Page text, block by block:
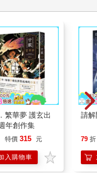
繁華夢 護玄出
年創作集
特價 315 元
入購物車
請解
79 折